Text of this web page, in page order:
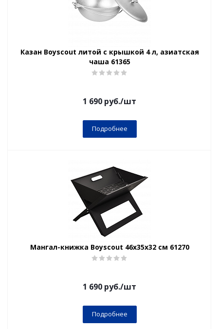
Казан Boyscout литой с крышкой 4 л, азиатская
чаша 61365
1 690 руб./шт
Подробнее
Мангал-книжка Boyscout 46х35х32 см 61270
1 690 руб./шт
Подробнее